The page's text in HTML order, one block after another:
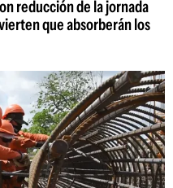
reducción de la jornada
que absorberán los